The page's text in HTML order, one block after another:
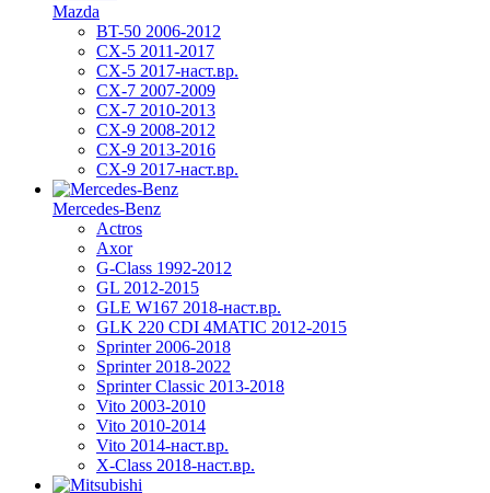
Mazda
BT-50 2006-2012
CX-5 2011-2017
CX-5 2017-наст.вр.
CX-7 2007-2009
CX-7 2010-2013
CX-9 2008-2012
CX-9 2013-2016
CX-9 2017-наст.вр.
Mercedes-Benz
Actros
Axor
G-Class 1992-2012
GL 2012-2015
GLE W167 2018-наст.вр.
GLK 220 CDI 4MATIC 2012-2015
Sprinter 2006-2018
Sprinter 2018-2022
Sprinter Classic 2013-2018
Vito 2003-2010
Vito 2010-2014
Vito 2014-наст.вр.
X-Class 2018-наст.вр.